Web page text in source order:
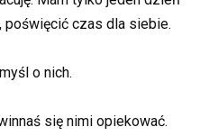
poświęcić czas dla siebie.
o nich.
się nimi opiekować.